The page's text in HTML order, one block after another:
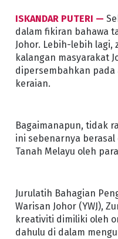
ISKANDAR PUTERI —
dalam fikiran bahawa
Johor. Lebih-lebih
kalangan masyarakat
dipersembahkan pada
keraian.
Bagaimanapun, tidak
ini sebenarnya berasal
Tanah Melayu oleh
Jurulatih Bahagian
Warisan Johor (YWJ),
kreativiti dimiliki oleh
dahulu di dalam